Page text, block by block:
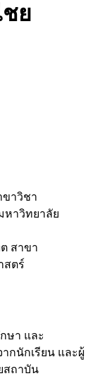
ย
าวิชา
หาวิทยาลัย
สาขา
สตร์
ษา และ
กนักเรียน และผู้
สถาบัน